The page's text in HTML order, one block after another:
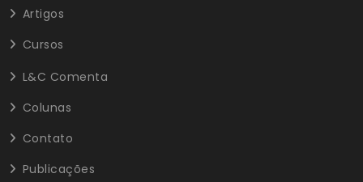
Artigos
Cursos
L&C Comenta
Colunas
Contato
Publicações